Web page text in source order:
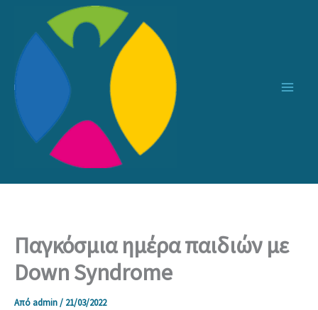
περιεχόμενο
Παγκόσμια ημέρα παιδιών με
Down Syndrome
Από admin/ 21/03/2022